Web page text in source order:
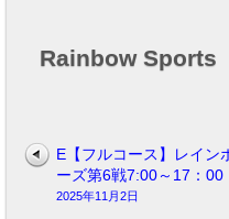
走
行
Rainbow Sports
E【フルコース】レイン
ーズ第6戦7:00～17：00
2025年11月2日